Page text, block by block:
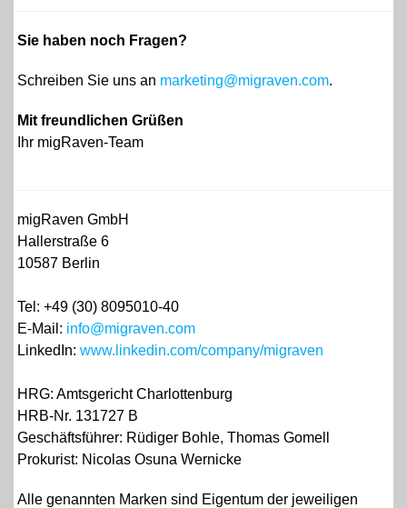
Sie haben noch Fragen?
Schreiben Sie uns an marketing@migraven.com.
Mit freundlichen Grüßen
Ihr migRaven-Team
migRaven GmbH
Hallerstraße 6
10587 Berlin
Tel: +49 (30) 8095010-40
E-Mail: info@migraven.com
LinkedIn: www.linkedin.com/company/migraven
HRG: Amtsgericht Charlottenburg
HRB-Nr. 131727 B
Geschäftsführer: Rüdiger Bohle, Thomas Gomell
Prokurist: Nicolas Osuna Wernicke
Alle genannten Marken sind Eigentum der jeweiligen